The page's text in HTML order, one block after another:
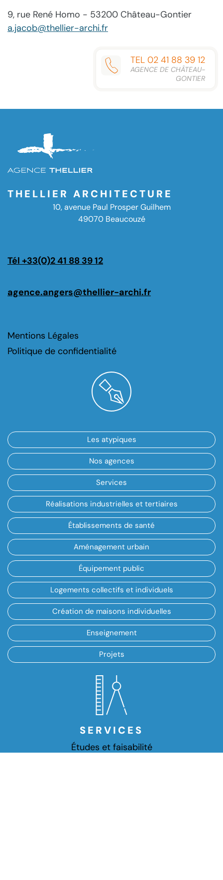
9, rue René Homo - 53200 Château-Gontier
a.jacob@thellier-archi.fr
TEL 02 41 88 39 12
AGENCE DE CHÂTEAU-
GONTIER
THELLIER ARCHITECTURE
10, avenue Paul Prosper Guilhem
49070 Beaucouzé
Tél +33(0)2 41 88 39 12
agence.angers@thellier-archi.fr
Mentions Légales
Politique de confidentialité
Les atypiques
Nos agences
Services
Réalisations industrielles et tertiaires
Établissements de santé
Aménagement urbain
Équipement public
Logements collectifs et individuels
Création de maisons individuelles
Enseignement
Projets
SERVICES
Études et faisabilité